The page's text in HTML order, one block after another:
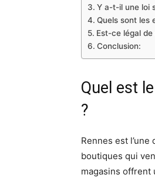
Y a-t-il une loi
Quels sont les
Est-ce légal de
Conclusion:
Quel est
?
Rennes est
boutiques qui
magasins offrent